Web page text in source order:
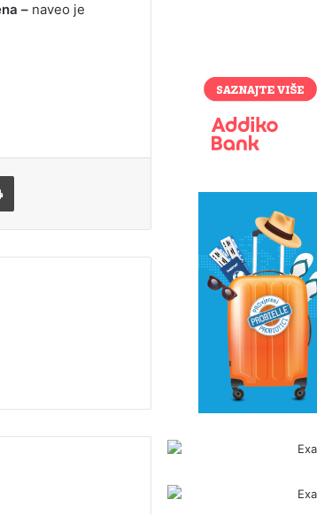
– naveo je